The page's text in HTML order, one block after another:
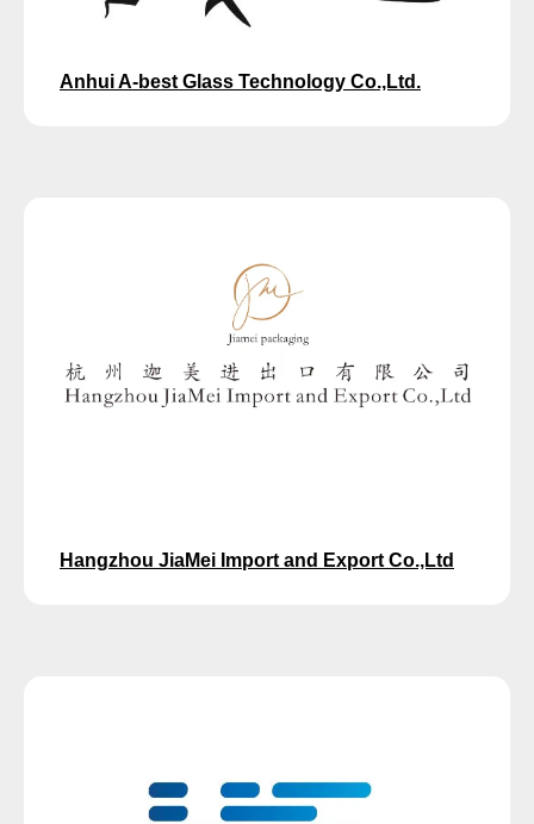
Anhui A-best Glass Technology Co.,Ltd.
Hangzhou JiaMei Import and Export Co.,Ltd